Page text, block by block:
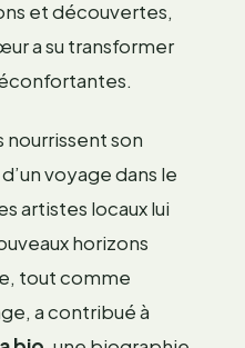
et découvertes,
a su transformer
son
voyage dans le
artistes locaux lui
horizons
tout comme
a contribué à